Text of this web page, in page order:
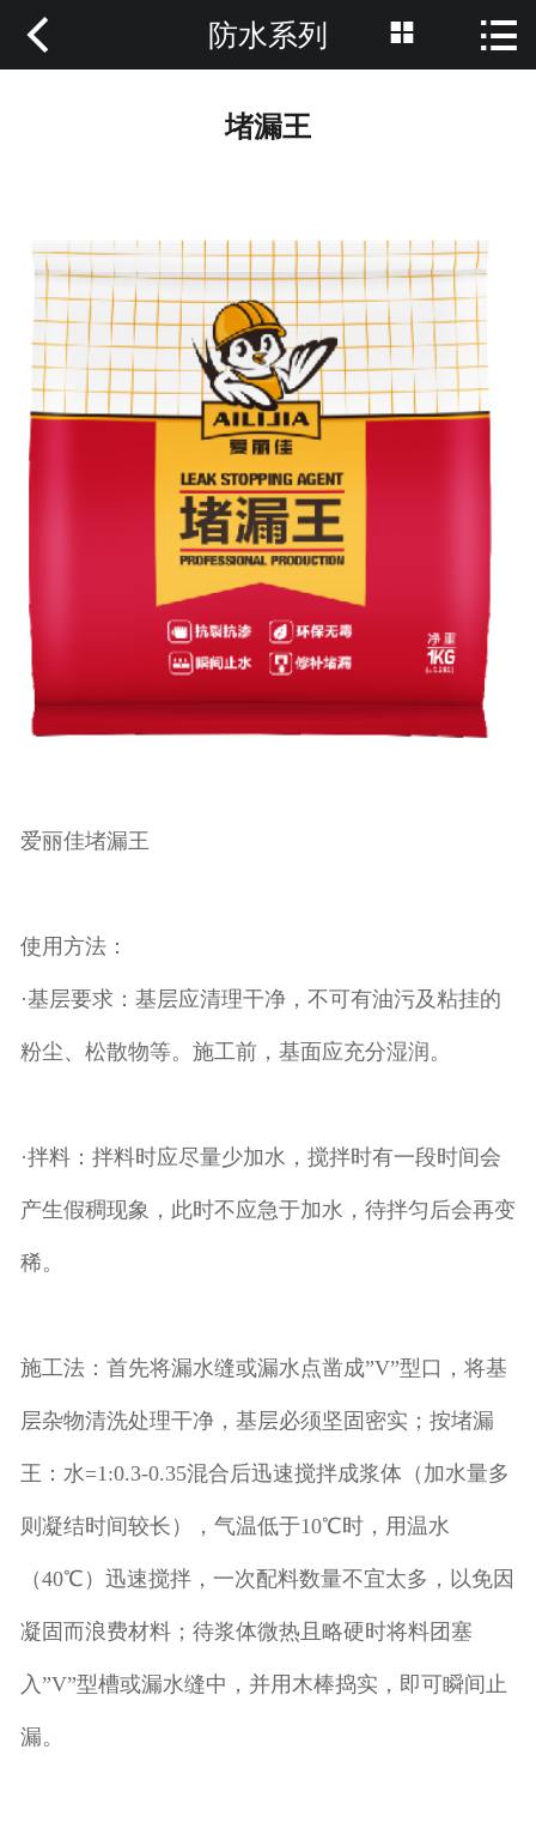
网站首页
荣誉资质
技术支持
招商加盟
 防水系列  
堵漏王
爱丽佳堵漏王
使用方法：
·基层要求：基层应清理干净，不可有油污及粘挂的
粉尘、松散物等。施工前，基面应充分湿润。
·拌料：拌料时应尽量少加水，搅拌时有一段时间会
产生假稠现象，此时不应急于加水，待拌匀后会再变
稀。
施工法：首先将漏水缝或漏水点凿成”V”型口，将基
层杂物清洗处理干净，基层必须坚固密实；按堵漏
王：水=1:0.3-0.35混合后迅速搅拌成浆体（加水量多
则凝结时间较长），气温低于10℃时，用温水
（40℃）迅速搅拌，一次配料数量不宜太多，以免因
凝固而浪费材料；待浆体微热且略硬时将料团塞
入”V”型槽或漏水缝中，并用木棒捣实，即可瞬间止
漏。